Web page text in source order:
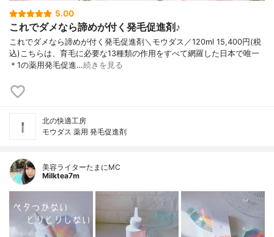
5.00
これでダメなら諦めが付く発毛促進剤♪
これでダメなら諦めが付く発毛促進剤＼モウダス／120ml 15,400円(税
込)こちらは、育毛に必要な13種類の作用をすべて網羅した日本で唯一
＊1の薬用発毛促進…続きを見る
北の快適工房
モウダス 薬用 発毛促進剤
美容ライターたまにMC
Milktea7m